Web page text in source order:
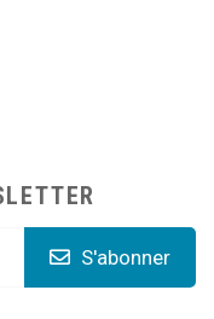
S'abonner